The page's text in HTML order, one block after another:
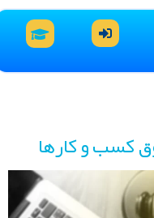
و کارها